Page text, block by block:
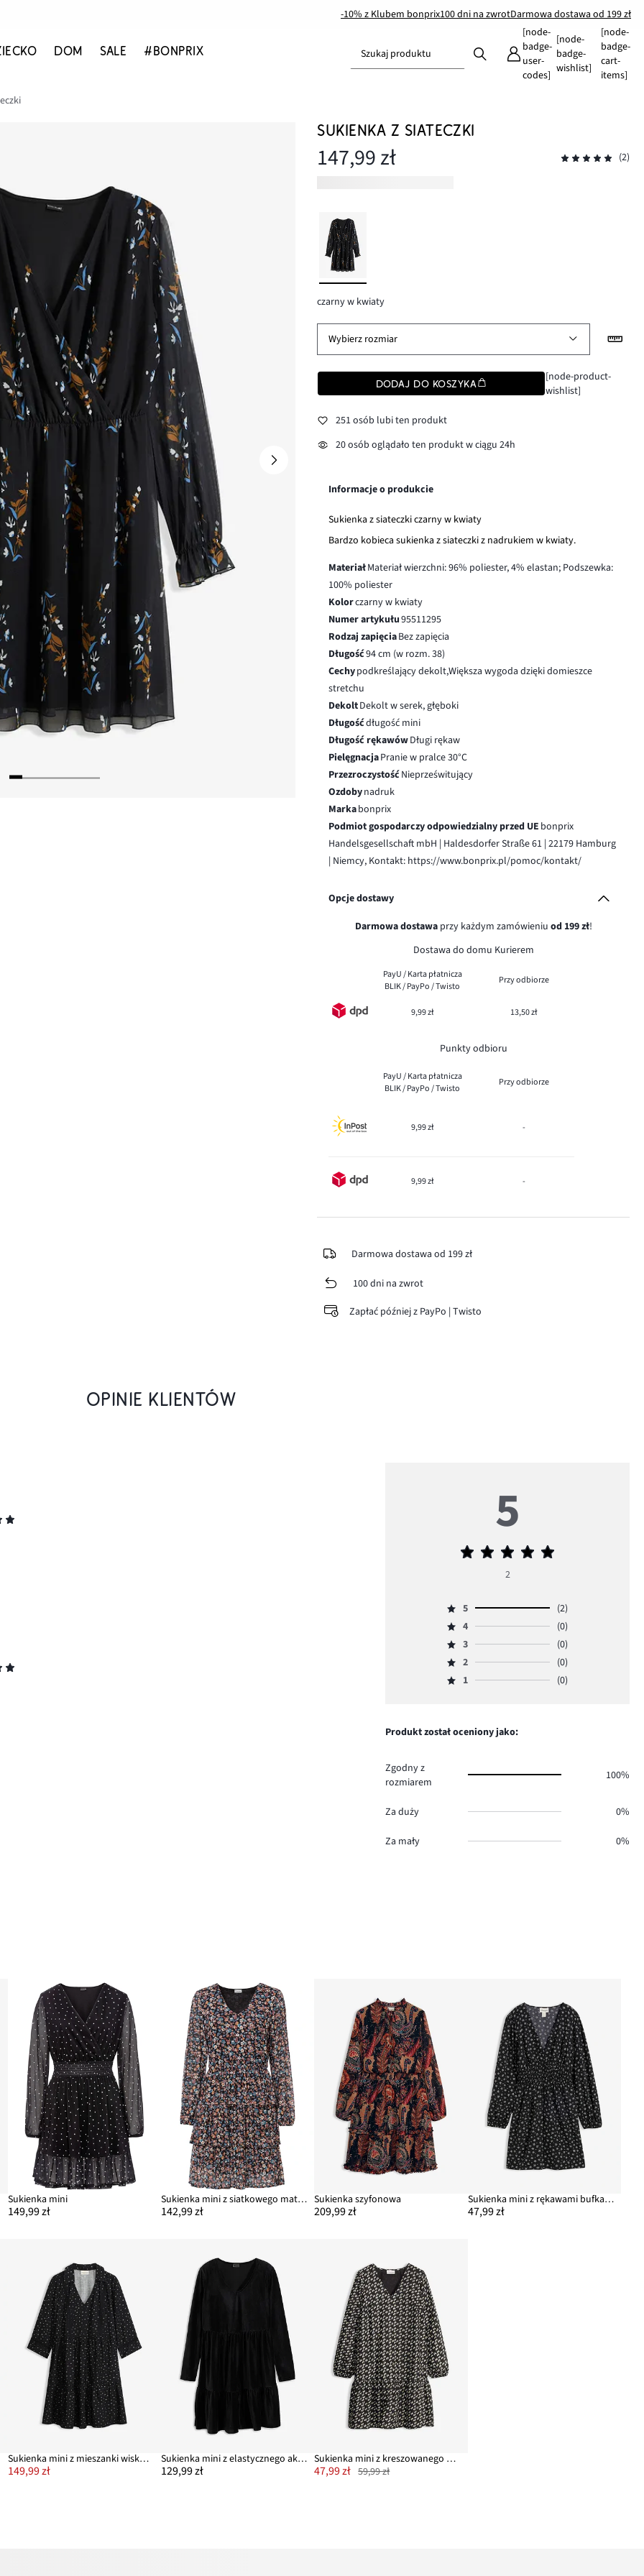
-10% z Klubem bonprix100 dni na zwrotDarmowa dostawa od 199 zł
DOM SALE #BONPRIX Szukaj produktu
[node-
badge-
user-
codes]
[node-
badge-
wishlist]
[node-
badge-
cart-
items]
SUKIENKA Z SIATECZKI
147,99 zł (2)
czarny w kwiaty
Wybierz rozmiar
DODAJ DO KOSZYKA
[node-product-
wishlist]
251 osób lubi ten produkt
20 osób oglądało ten produkt w ciągu 24h
Informacje o produkcie
Sukienka z siateczki czarny w kwiaty
Bardzo kobieca sukienka z siateczki z nadrukiem w kwiaty.
MateriałMateriał wierzchni: 96% poliester, 4% elastan; Podszewka:
100% poliester
Kolorczarny w kwiaty
Numer artykułu95511295
Rodzaj zapięciaBez zapięcia
Długość94 cm (w rozm. 38)
Cechypodkreślający dekolt,Większa wygoda dzięki domieszce
stretchu
DekoltDekolt w serek, głęboki
Długośćdługość mini
Długość rękawówDługi rękaw
PielęgnacjaPranie w pralce 30°C
PrzezroczystośćNieprześwitujący
Ozdobynadruk
Markabonprix
Podmiot gospodarczy odpowiedzialny przed UE bonprix
Handelsgesellschaft mbH | Haldesdorfer Straße 61 | 22179 Hamburg
| Niemcy, Kontakt: https://www.bonprix.pl/pomoc/kontakt/
Opcje dostawy
Darmowa dostawaprzy każdym zamówieniu od 199 zł!
Dostawa do domu Kurierem
PayU / Karta płatnicza
BLIK / PayPo / Twisto
Przy odbiorze
9,99 zł 13,50 zł
Punkty odbioru
PayU / Karta płatnicza
BLIK / PayPo / Twisto
Przy odbiorze
9,99 zł -
9,99 zł -
Darmowa dostawa od 199 zł
100 dni na zwrot
Zapłać później z PayPo | Twisto
OPINIE KLIENTÓW
5
Średnia
5
2
Ocena
5,
ilość
głosów
5
(2)
Ocena
4,
ilość
głosów
4
(0)
Ocena
3,
ilość
3
(0)
Ocena
2,
0.
2
(0)
Ocena
głosów
1 (0)
Produkt został oceniony jako:
Zgodny z
rozmiarem
100%
Za duży 0%
Za mały 0%
Sukienka mini
149,99 zł
Sukienka mini z siatkowego materiału
142,99 zł
Sukienka szyfonowa
209,99 zł
Sukienka mini z rękawami bufkami
47,99 zł
Sukienka mini z mieszanki wiskozy
149,99 zł
Sukienka mini z elastycznego aksamitu
129,99 zł
Sukienka mini z kreszowanego materiału
47,99 zł 59,99 zł